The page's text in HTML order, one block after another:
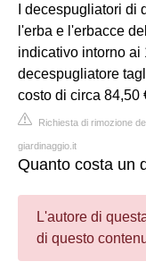
I decespugliatori di
l'erba e l'erbacce
indicativo intorno ai
decespugliatore
costo di circa 84,50
Richiesta di rimozione
giardinaggio.it
Quanto costa un
L'autore di
di questo